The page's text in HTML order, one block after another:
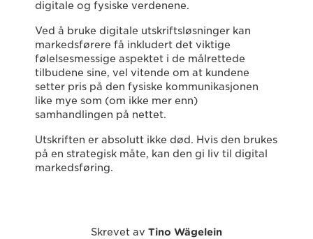
digitale og fysiske verdenene.
Ved å bruke digitale utskriftsløsninger kan
markedsførere få inkludert det viktige
følelsesmessige aspektet i de målrettede
tilbudene sine, vel vitende om at kundene
setter pris på den fysiske kommunikasjonen
like mye som (om ikke mer enn)
samhandlingen på nettet.
Utskriften er absolutt ikke død. Hvis den brukes
på en strategisk måte, kan den gi liv til digital
markedsføring.
Skrevet av Tino Wägelein